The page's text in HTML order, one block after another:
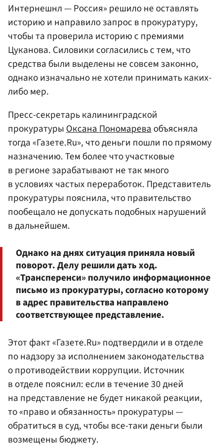
Интернешнл — Россия» решило не оставлять
историю и направило запрос в прокуратуру,
чтобы та проверила историю с премиями
Цуканова. Силовики согласились с тем, что
средства были выделены не совсем законно,
однако изначально не хотели принимать каких-
либо мер.
Пресс-секретарь калининградской
прокуратурыОксана Пономареваобъясняла
тогда «Газете.Ru», что деньги пошли по прямому
назначению. Тем более что участковые
в регионе зарабатывают не так много
в условиях частых переработок. Представитель
прокуратуры пояснила, что правительство
пообещало не допускать подобных нарушений
в дальнейшем.
Однако на днях ситуация приняла новый
поворот. Делу решили дать ход.
«Трансперенси» получило информационное
письмо из прокуратуры, согласно которому
в адрес правительства направлено
соответствующее представление.
Этот факт «Газете.Ru» подтвердили и в отделе
по надзору за исполнением законодательства
о противодействии коррупции. Источник
в отделе пояснил: если в течение 30 дней
на представление не будет никакой реакции,
то «право и обязанность» прокуратуры —
обратиться в суд, чтобы все-таки деньги были
возмещены бюджету.